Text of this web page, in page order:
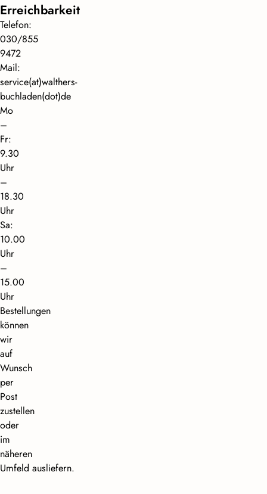
Erreichbarkeit
Telefon:
030/855
9472
Mail:
service(at)walthers-
buchladen(dot)de
Mo
–
Fr:
9.30
Uhr
–
18.30
Uhr
Sa:
10.00
Uhr
–
15.00
Uhr
Bestellungen
können
wir
auf
Wunsch
per
Post
zustellen
oder
im
näheren
Umfeld ausliefern.